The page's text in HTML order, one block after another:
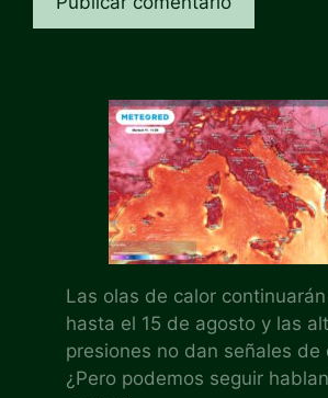
Las olas de calor
hasta el 15 de agosto y las
presiones no dan señales de
¿Pero podemos seguir